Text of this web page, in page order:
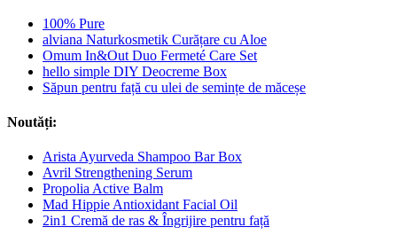
100% Pure
alviana Naturkosmetik Curățare cu Aloe
Omum In&Out Duo Fermeté Care Set
hello simple DIY Deocreme Box
Săpun pentru față cu ulei de semințe de măceșe
Noutăți:
Arista Ayurveda Shampoo Bar Box
Avril Strengthening Serum
Propolia Active Balm
Mad Hippie Antioxidant Facial Oil
2in1 Cremă de ras & Îngrijire pentru față